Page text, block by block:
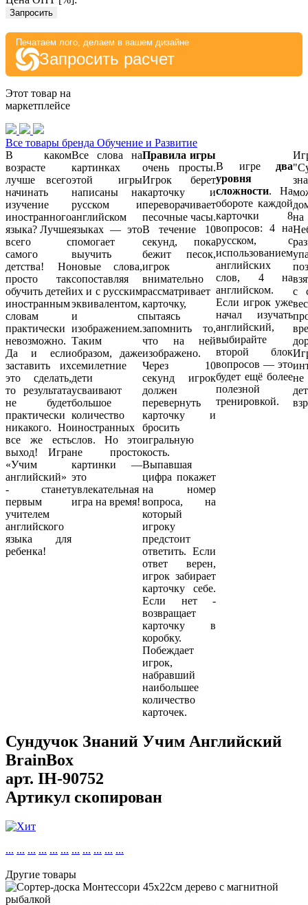
Запросить
Печатаем лого, делаем в вашем дизайне
Запросить расчет
Этот товар на
маркетплейсе
Все товары бренда Обучение и Развитие
В каком
возрасте
лучше всего
начинать
изучение
иностранного
языка? Лучше
всего с
самого
детства! Но
просто так
обучить детей
иностранным
словам
практически
невозможно.
Да и если
заставить их
это сделать,
то результата
не будет
практически
никакого. Но
все же есть
выход! Игра
«Учим
английский»
- станет
первым
учителем
английского
языка для
ребенка!
Все слова на
картинках
этой игры
написаны на
русском и
английском
языках — это
помогает
выучить
новые слова,
сопоставляя
их и с русским
эквивалентом,
и с
изображением.
Таким
образом, даже
семилетние
дети
усваивают
большое
количество
иностранных
слов. Но это
не просто
картинки —
это
увлекательная
игра на время!
Правила игры
очень просты.
Игрок берет
карточку и
переворачивает
песочные часы.
В течение 10
секунд, пока
бежит песок,
игрок
внимательно
рассматривает
карточку,
пытаясь
запомнить то,
что на ней
изображено.
Через 10
секунд игрок
должен
перевернуть
карточку и
бросить
игральную
кость.
Выпавшая
цифра покажет
на номер
вопроса, на
который
игроку
предстоит
ответить. Если
ответ верен,
игрок забирает
карточку себе.
Если нет -
возвращает
карточку в
коробку.
Побеждает
игрок,
набравший
наибольшее
количество
карточек.
В игре два
уровня
сложности. На
обороте каждой
карточки 8
вопросов: 4 на
русском, с
использованием
английских
слов, 4 на
английском.
Если игрок уже
начал изучать
английский,
выбирайте
второй блок
вопросов — это
будет ещё более
полезной
тренировкой.
с
не
Сундучок Знаний Учим Английский
BrainBox
арт. IH-90752
Артикул скопирован
... ... ... ... ... ... ... ... ... ... ...
Другие товары